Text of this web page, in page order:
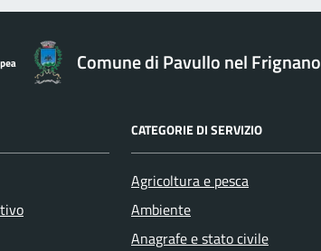
Comune di Pavullo nel Frignano
CATEGORIE DI SERVIZIO
Agricoltura e pesca
Ambiente
Anagrafe e stato civile